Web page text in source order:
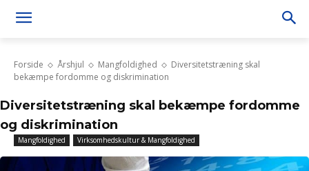
Forside Årshjul Mangfoldighed
Diversitetstræning skal
bekæmpe fordomme og diskrimination
Diversitetstræning skal bekæmpe fordomme
og diskrimination
Mangfoldighed Virksomhedskultur & Mangfoldighed